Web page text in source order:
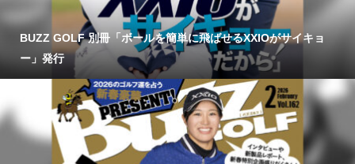
BUZZ GOLF 別冊「ボールを簡単に飛ばせるXXIOがサイキョ
ー」発行